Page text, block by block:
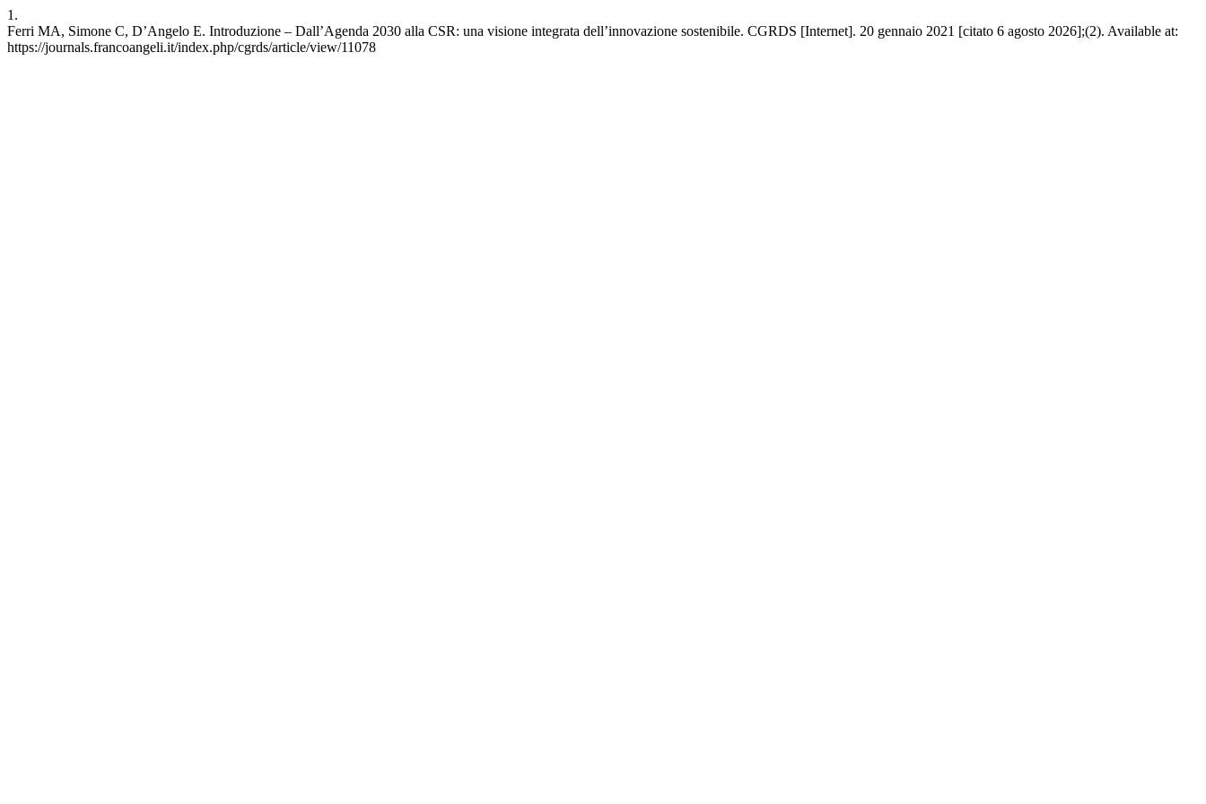
1.
Ferri MA, Simone C, D’Angelo E. Introduzione ‒ Dall’Agenda 2030 alla CSR: una visione integrata dell’innovazione sostenibile. CGRDS [Internet]. 20 gennaio 2021 [citato 6 agosto 2026];(2). Available at:
https://journals.francoangeli.it/index.php/cgrds/article/view/11078